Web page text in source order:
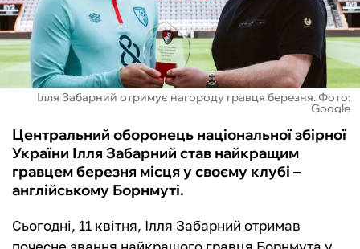
ІНШІ
БУКМЕКЕРИ
Ілля Забарний отримує нагороду гравця березня. Фото:
Google
Центральний оборонець національної збірної
України Ілля Забарний став найкращим
гравцем березня місця у своєму клубі –
англійському Борнмуті.
Сьогодні, 11 квітня, Ілля Забарний отримав